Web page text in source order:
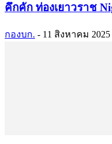
คึกคัก ท่องเยาวราช
กองบก. - 11 สิงหาคม 2025